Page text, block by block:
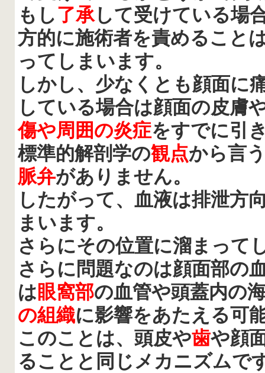
もし了承して受けている場
方的に施術者を責めること
ってしまいます。
しかし、少なくとも顔面に
している場合は顔面の皮膚
傷や周囲の炎症をすでに引
標準的解剖学の観点から言
脈弁がありません。
したがって、血液は排泄方
まいます。
さらにその位置に溜まって
さらに問題なのは顔面部の
は眼窩部の血管や頭蓋内の
の組織に影響をあたえる可
このことは、頭皮や歯や顔
ることと同じメカニズムで